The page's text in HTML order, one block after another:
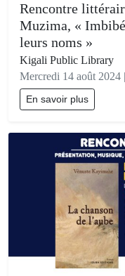
Rencontre
Muzima, «
leurs noms »
Kigali Public Library
Mercredi 14 août 2024
En savoir plus